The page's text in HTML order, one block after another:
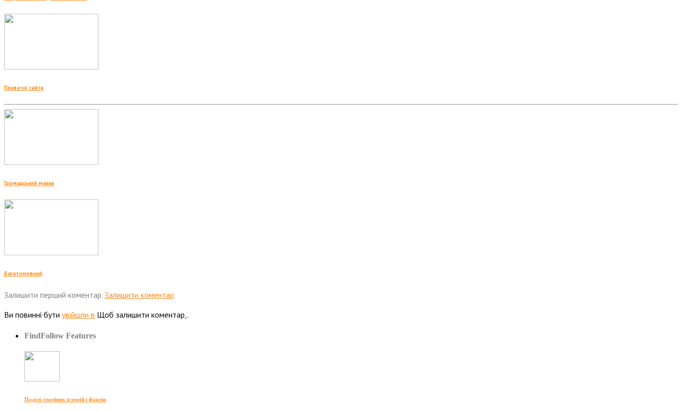
Приватні сайти
Громадський маяки
Багатомовний
Залишити перший коментар. Залишити коментар
Ви повинні бути увійшли в Щоб залишити коментар,.
FindFollow Features
Поділі сімейних історій і фактів